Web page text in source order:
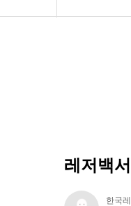
레저백
한국